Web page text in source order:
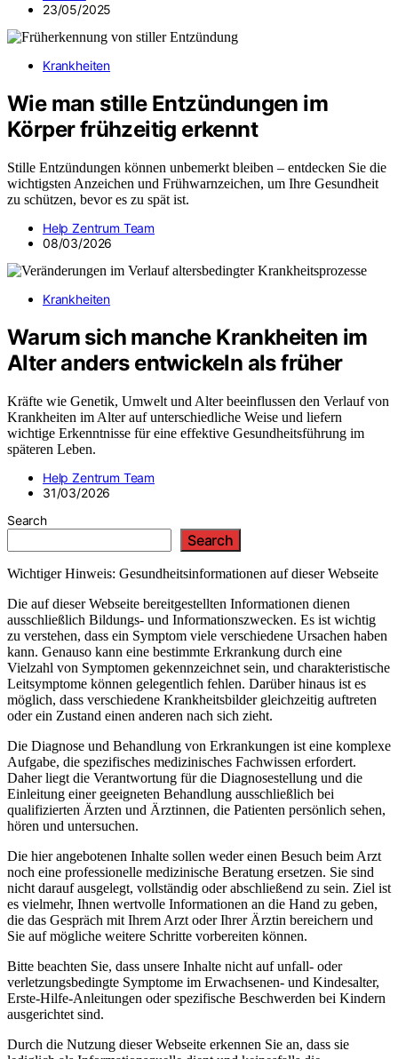
23/05/2025
Krankheiten
Wie man stille Entzündungen im
Körper frühzeitig erkennt
Stille Entzündungen können unbemerkt bleiben – entdecken Sie die
wichtigsten Anzeichen und Frühwarnzeichen, um Ihre Gesundheit
zu schützen, bevor es zu spät ist.
Help Zentrum Team
08/03/2026
Krankheiten
Warum sich manche Krankheiten im
Alter anders entwickeln als früher
Kräfte wie Genetik, Umwelt und Alter beeinflussen den Verlauf von
Krankheiten im Alter auf unterschiedliche Weise und liefern
wichtige Erkenntnisse für eine effektive Gesundheitsführung im
späteren Leben.
Help Zentrum Team
31/03/2026
Search
Search
Wichtiger Hinweis: Gesundheitsinformationen auf dieser Webseite
Die auf dieser Webseite bereitgestellten Informationen dienen
ausschließlich Bildungs- und Informationszwecken. Es ist wichtig
zu verstehen, dass ein Symptom viele verschiedene Ursachen haben
kann. Genauso kann eine bestimmte Erkrankung durch eine
Vielzahl von Symptomen gekennzeichnet sein, und charakteristische
Leitsymptome können gelegentlich fehlen. Darüber hinaus ist es
möglich, dass verschiedene Krankheitsbilder gleichzeitig auftreten
oder ein Zustand einen anderen nach sich zieht.
Die Diagnose und Behandlung von Erkrankungen ist eine komplexe
Aufgabe, die spezifisches medizinisches Fachwissen erfordert.
Daher liegt die Verantwortung für die Diagnosestellung und die
Einleitung einer geeigneten Behandlung ausschließlich bei
qualifizierten Ärzten und Ärztinnen, die Patienten persönlich sehen,
hören und untersuchen.
Die hier angebotenen Inhalte sollen weder einen Besuch beim Arzt
noch eine professionelle medizinische Beratung ersetzen. Sie sind
nicht darauf ausgelegt, vollständig oder abschließend zu sein. Ziel ist
es vielmehr, Ihnen wertvolle Informationen an die Hand zu geben,
die das Gespräch mit Ihrem Arzt oder Ihrer Ärztin bereichern und
Sie auf mögliche weitere Schritte vorbereiten können.
Bitte beachten Sie, dass unsere Inhalte nicht auf unfall- oder
verletzungsbedingte Symptome im Erwachsenen- und Kindesalter,
Erste-Hilfe-Anleitungen oder spezifische Beschwerden bei Kindern
ausgerichtet sind.
Durch die Nutzung dieser Webseite erkennen Sie an, dass sie